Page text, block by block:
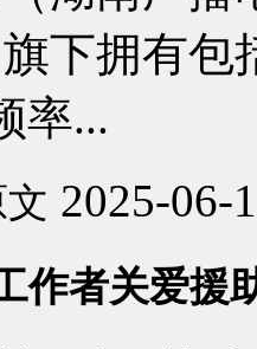
下拥有包
率...
2025-06-
作者关爱援